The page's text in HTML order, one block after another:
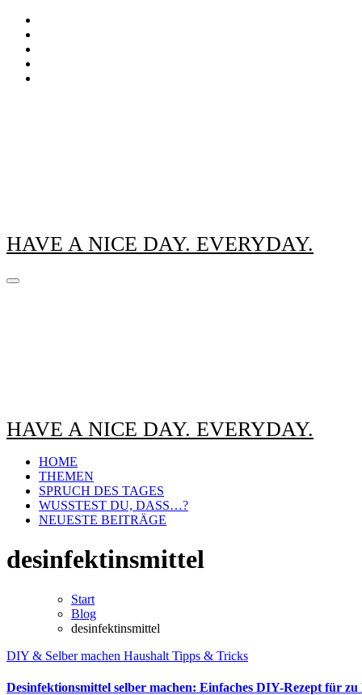
Zum
Inhalt
springen
HAVE A NICE DAY. EVERYDAY.
HAVE A NICE DAY. EVERYDAY.
HOME
THEMEN
SPRUCH DES TAGES
WUSSTEST DU, DASS…?
NEUESTE BEITRÄGE
desinfektinsmittel
Start
Blog
desinfektinsmittel
DIY & Selber machen Haushalt Tipps & Tricks
Desinfektionsmittel selber machen: Einfaches DIY-Rezept für zu